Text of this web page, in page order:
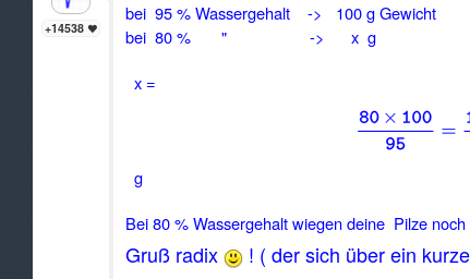
+14538
bei 95 % Wassergehalt -> 100 g Gewicht
bei 80 % " -> x g
x =
g
Bei 80 % Wassergehalt wiegen deine Pilze noch
Gruß radix ! ( der sich über ein